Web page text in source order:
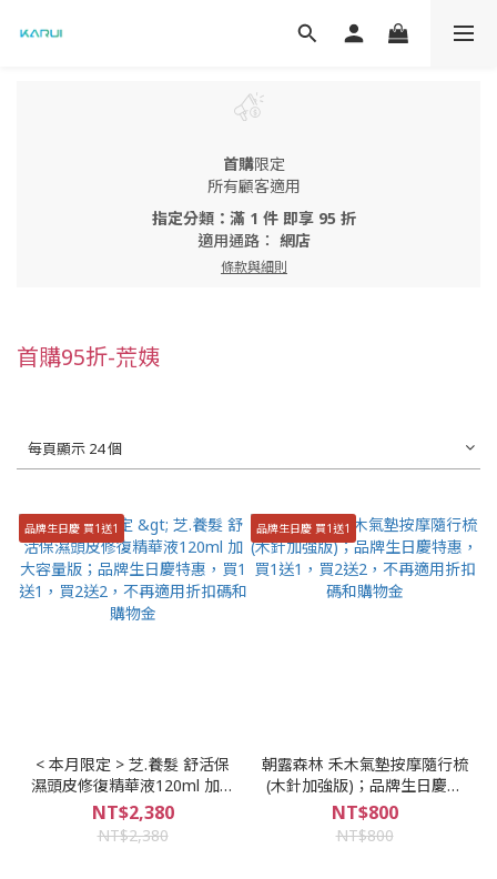
首購限定
所有顧客適用
指定分類：滿 1 件 即享 95 折
適用通路： 網店
條款與細則
首購95折-荒姨
每頁顯示 24 個
品牌生日慶 買1送1
< 本月限定 > 芝.養髮 舒活保
濕頭皮修復精華液120ml 加大
容量版；品牌生日慶特惠，買
1送1，買2送2，不再適用折扣
碼和購物金
NT$2,380
NT$2,380
品牌生日慶 買1送1
朝露森林 禾木氣墊按摩隨行梳
(木針加強版)；品牌生日慶特
惠，買1送1，買2送2，不再適
用折扣碼和購物金
NT$800
NT$800